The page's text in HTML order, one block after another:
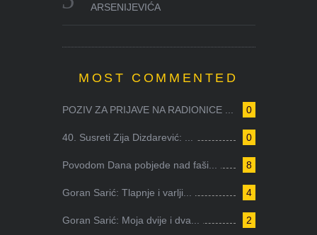
ARSENIJEVIĆA
MOST COMMENTED
0
POZIV ZA PRIJAVE NA RADIONICE ...
0
40. Susreti Zija Dizdarević: ...
8
Povodom Dana pobjede nad faši...
4
Goran Sarić: Tlapnje i varlji...
2
Goran Sarić: Moja dvije i dva...